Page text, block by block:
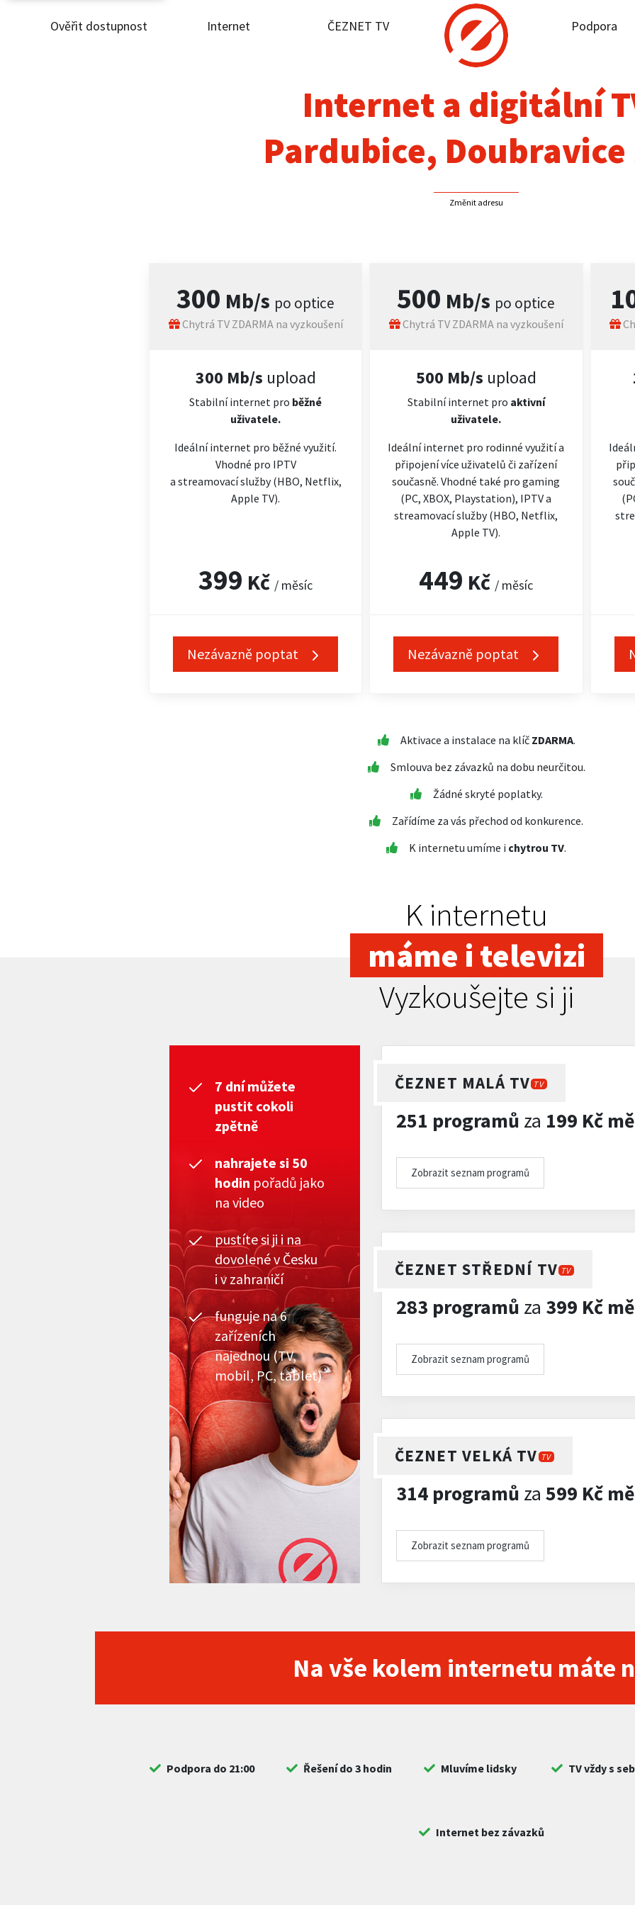
Ověřit dostupnost Internet ČEZNET TV Podpora
Internet
Podpora
Internet a digitální
Pardubice, Doubravice
Změnit adresu
300 Mb/s po optice
Chytrá TV ZDARMA na vyzkoušení
300 Mb/s upload
Stabilní internet pro běžné
uživatele.
Ideální internet pro běžné využití.
Vhodné pro IPTV
a streamovací služby (HBO, Netflix,
Apple TV).
399 Kč / měsíc
Nezávazně poptat
500 Mb/s po optice
Chytrá TV ZDARMA na vyzkoušení
500 Mb/s upload
Stabilní internet pro aktivní
uživatele.
Ideální internet pro rodinné využití a
připojení více uživatelů či zařízení
současně. Vhodné také pro gaming
(PC, XBOX, Playstation), IPTV a
streamovací služby (HBO, Netflix,
Apple TV).
449 Kč / měsíc
Nezávazně poptat
Aktivace a instalace na klíč ZDARMA.
Smlouva bez závazků na dobu neurčitou.
Žádné skryté poplatky.
Zařídíme za vás přechod od konkurence.
K internetu umíme i chytrou TV.
K internetu
máme i televizi
Vyzkoušejte si ji
7 dní můžete
pustit cokoli
zpětně
nahrajete si 50
hodin pořadů jako
na video
pustíte si ji i na
dovolené v Česku
i v zahraničí
funguje na 6
zařízeních
najednou (TV,
mobil, PC, tablet)
ČEZNET MALÁ TV TV
251 programů za 199 Kč
Zobrazit seznam programů
ČEZNET STŘEDNÍ TV TV
283 programů za 399 Kč
Zobrazit seznam programů
ČEZNET VELKÁ TV TV
314 programů za 599 Kč
Zobrazit seznam programů
Na vše kolem internetu máte
Podpora do 21:00 Řešení do 3 hodin Mluvíme lidsky TV vždy s
Internet bez závazků